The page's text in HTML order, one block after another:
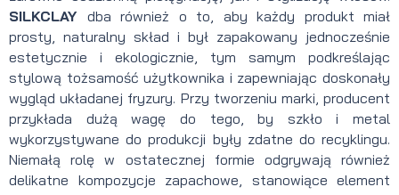
SILKCLAY dba również o to, aby każdy produkt miał
prosty, naturalny skład i był zapakowany jednocześnie
estetycznie i ekologicznie, tym samym podkreślając
stylową tożsamość użytkownika i zapewniając doskonały
wygląd układanej fryzury. Przy tworzeniu marki, producent
przykłada dużą wagę do tego, by szkło i metal
wykorzystywane do produkcji były zdatne do recyklingu.
Niemałą rolę w ostatecznej formie odgrywają również
delikatne kompozycje zapachowe, stanowiące element